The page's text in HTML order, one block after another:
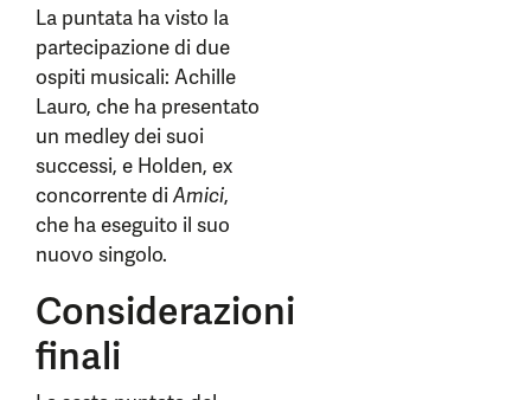
La puntata ha visto la
partecipazione di due
ospiti musicali: Achille
Lauro, che ha presentato
un medley dei suoi
successi, e Holden, ex
concorrente diAmici,
che ha eseguito il suo
nuovo singolo.
Considerazioni
finali